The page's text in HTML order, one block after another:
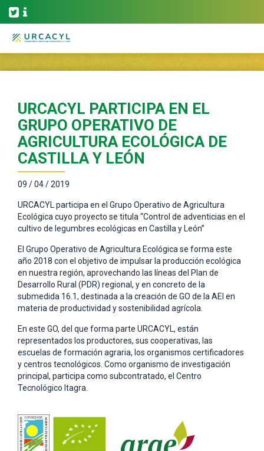
URCACYL PARTICIPA EN EL
GRUPO OPERATIVO DE
AGRICULTURA ECOLÓGICA DE
CASTILLA Y LEÓN
09 / 04 / 2019
URCACYL participa en el Grupo Operativo de Agricultura
Ecológica cuyo proyecto se titula “Control de adventicias en el
cultivo de legumbres ecológicas en Castilla y León”
El Grupo Operativo de Agricultura Ecológica se forma este
año 2018 con el objetivo de impulsar la producción ecológica
en nuestra región, aprovechando las líneas del Plan de
Desarrollo Rural (PDR) regional, y en concreto de la
submedida 16.1, destinada a la creación de GO de la AEI en
materia de productividad y sostenibilidad agrícola.
En este GO, del que forma parte URCACYL, están
representados los productores, sus cooperativas, las
escuelas de formación agraria, los organismos certificadores
y centros tecnológicos. Como organismo de investigación
principal, participa como subcontratado, el Centro
Tecnológico Itagra.